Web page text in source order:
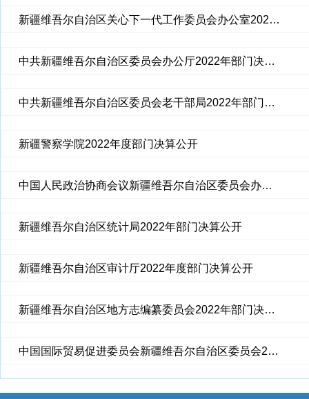
新疆维吾尔自治区关心下一代工作委员会办公室2022年度部门决算公开
中共新疆维吾尔自治区委员会办公厅2022年部门决算公开
中共新疆维吾尔自治区委员会老干部局2022年部门决算公开
新疆警察学院2022年度部门决算公开
中国人民政治协商会议新疆维吾尔自治区委员会办公厅2022年部门决算公开
新疆维吾尔自治区统计局2022年部门决算公开
新疆维吾尔自治区审计厅2022年度部门决算公开
新疆维吾尔自治区地方志编纂委员会2022年部门决算公开
中国国际贸易促进委员会新疆维吾尔自治区委员会2022年度部门决算公开